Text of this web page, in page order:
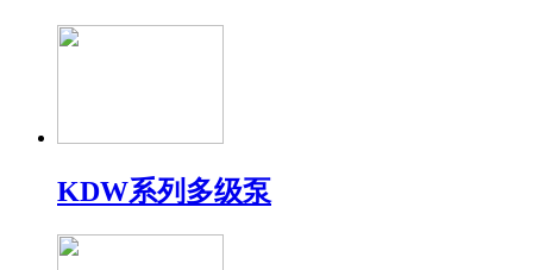
KDW系列多级泵